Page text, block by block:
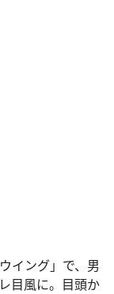
イング」で、男
目風に。目頭か